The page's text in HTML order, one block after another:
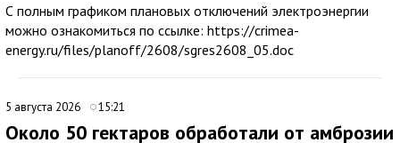
С полным графиком плановых отключений электроэнергии
можно ознакомиться по ссылке: https://crimea-
energy.ru/files/planoff/2608/sgres2608_05.doc
5 августа 2026 15:21
Около 50 гектаров обработали от амброзии